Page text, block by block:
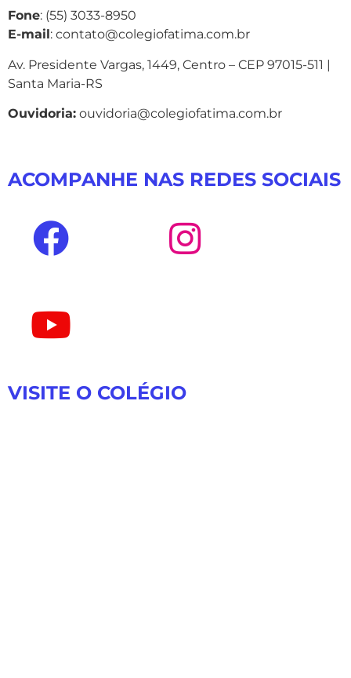
Fone: (55) 3033-8950
E-mail: contato@colegiofatima.com.br
Av. Presidente Vargas, 1449, Centro – CEP 97015-511 |
Santa Maria-RS
Ouvidoria: ouvidoria@colegiofatima.com.br
ACOMPANHE NAS REDES SOCIAIS
VISITE O COLÉGIO